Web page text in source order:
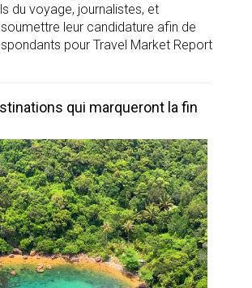
du voyage, journalistes, et
leur candidature afin de
pour Travel Market Report
qui marqueront la fin